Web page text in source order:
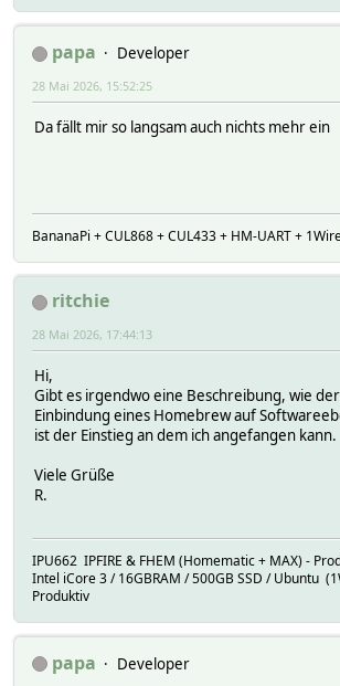
papa
Developer
28 Mai 2026, 15:52:25
Da fällt mir so langsam auch nichts mehr ein
BananaPi + CUL868 + CUL433 + HM-UART +
ritchie
28 Mai 2026, 17:44:13
Hi,
Gibt es irgendwo eine Beschreibung, wie
Einbindung eines Homebrew auf
ist der Einstieg an dem ich angefangen kann.
Viele Grüße
R.
IPU662 IPFIRE & FHEM (Homematic + MAX) -
Intel iCore 3 / 16GBRAM / 500GB SSD / Ubuntu
Produktiv
papa
Developer